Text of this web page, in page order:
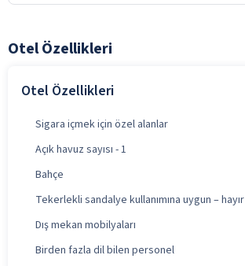
Otel Özellikleri
Otel Özellikleri
Sigara içmek için özel alanlar
Açık havuz sayısı - 1
Bahçe
Tekerlekli sandalye kullanımına uygun – hayır
Dış mekan mobilyaları
Birden fazla dil bilen personel